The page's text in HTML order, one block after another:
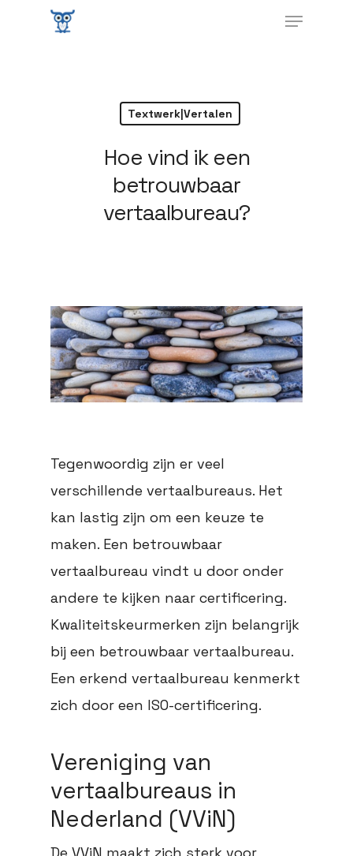
Textwerk|Vertalen
Hoe vind ik een
betrouwbaar
vertaalbureau?
Tegenwoordig zijn er veel
verschillende vertaalbureaus. Het
kan lastig zijn om een keuze te
maken. Een betrouwbaar
vertaalbureau vindt u door onder
andere te kijken naar certificering.
Kwaliteitskeurmerken zijn belangrijk
bij een betrouwbaar vertaalbureau.
Een erkend vertaalbureau kenmerkt
zich door een ISO-certificering.
Vereniging van
vertaalbureaus in
Nederland (VViN)
De VViN maakt zich sterk voor